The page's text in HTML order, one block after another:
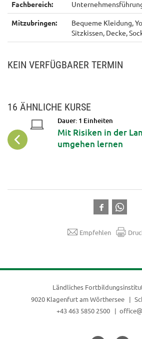
Fachbereich:
Mitzubringen:
Bequeme Kleidung,
Sitzkissen, Decke,
KEIN VERFÜGBARER TERMIN
16 ÄHNLICHE KURSE
Dauer: 1 Einheiten
Mit Risiken in der
umgehen lernen
Empfehlen
Ländliches
9020 Klagenfurt am Wörthersee
+43 463 5850 2500